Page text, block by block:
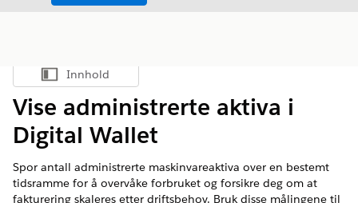
Vis innholdsfortegnelse
Innhold
Vise administrerte aktiva i
Digital Wallet
Spor antall administrerte maskinvareaktiva over en bestemt
tidsramme for å overvåke forbruket og forsikre deg om at
fakturering skaleres etter driftsbehov. Bruk disse målingene til